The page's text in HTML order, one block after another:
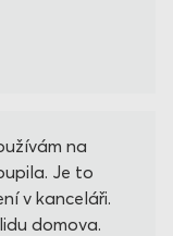
na
Je to
v kanceláři.
domova.